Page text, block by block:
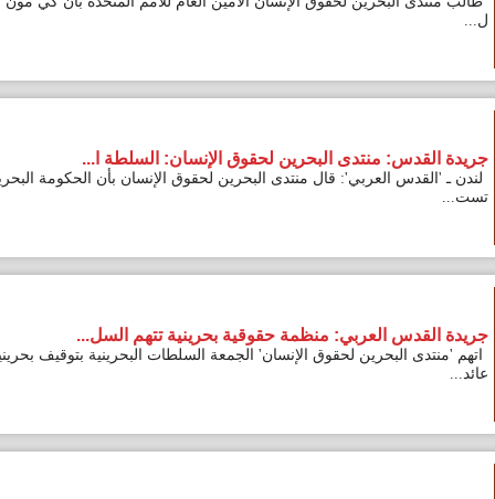
منتدى البحرين لحقوق الإنسان: السلطة ا...
العربي': قال منتدى البحرين لحقوق الإنسان بأن الحكومة البحرينية
العربي: منظمة حقوقية بحرينية تتهم السل...
البحرين لحقوق الإنسان' الجمعة السلطات البحرينية بتوقيف بحرينيين